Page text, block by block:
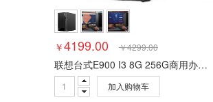
￥4199.00 ￥4299.00
联想台式E900 I3 8G 256G商用办公电脑 24寸高清显示器
加入购物车